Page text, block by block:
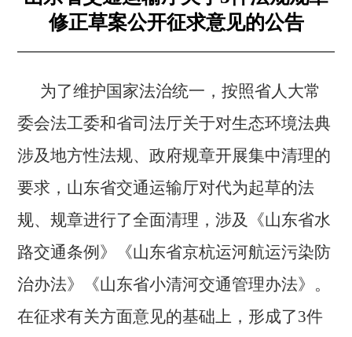
修正草案公开征求意见的公告
为了维护国家法治统一，按照省人大常
委会法工委和省司法厅关于对生态环境法典
涉及地方性法规、政府规章开展集中清理的
要求，山东省交通运输厅对代为起草的法
规、规章进行了全面清理，涉及《山东省水
路交通条例》《山东省京杭运河航运污染防
治办法》《山东省小清河交通管理办法》。
在征求有关方面意见的基础上，形成了3件